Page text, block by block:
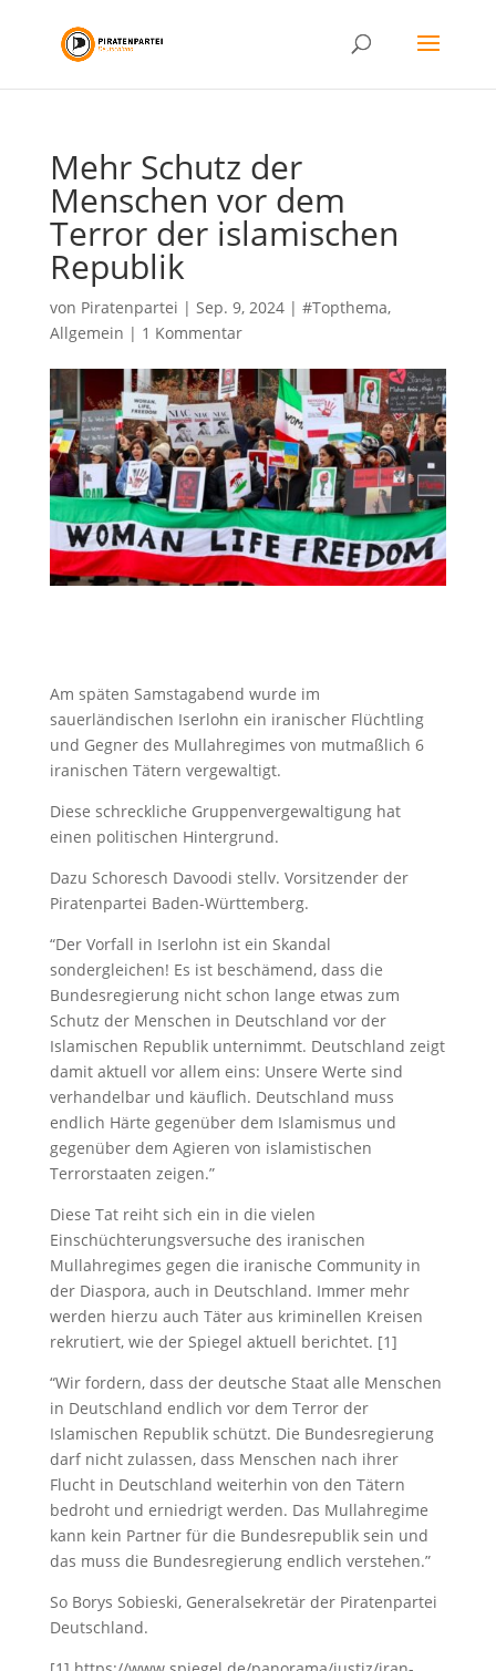
Mehr Schutz der
Menschen vor dem
Terror der islamischen
Republik
von Piratenpartei | Sep. 9, 2024| #Topthema,
Allgemein | 1 Kommentar
Am späten Samstagabend wurde im
sauerländischen Iserlohn ein iranischer Flüchtling
und Gegner des Mullahregimes von mutmaßlich 6
iranischen Tätern vergewaltigt.
Diese schreckliche Gruppenvergewaltigung hat
einen politischen Hintergrund.
Dazu Schoresch Davoodi stellv. Vorsitzender der
Piratenpartei Baden-Württemberg.
“Der Vorfall in Iserlohn ist ein Skandal
sondergleichen! Es ist beschämend, dass die
Bundesregierung nicht schon lange etwas zum
Schutz der Menschen in Deutschland vor der
Islamischen Republik unternimmt. Deutschland zeigt
damit aktuell vor allem eins: Unsere Werte sind
verhandelbar und käuflich. Deutschland muss
endlich Härte gegenüber dem Islamismus und
gegenüber dem Agieren von islamistischen
Terrorstaaten zeigen.”
Diese Tat reiht sich ein in die vielen
Einschüchterungsversuche des iranischen
Mullahregimes gegen die iranische Community in
der Diaspora, auch in Deutschland. Immer mehr
werden hierzu auch Täter aus kriminellen Kreisen
rekrutiert, wie der Spiegel aktuell berichtet. [1]
“Wir fordern, dass der deutsche Staat alle Menschen
in Deutschland endlich vor dem Terror der
Islamischen Republik schützt. Die Bundesregierung
darf nicht zulassen, dass Menschen nach ihrer
Flucht in Deutschland weiterhin von den Tätern
bedroht und erniedrigt werden. Das Mullahregime
kann kein Partner für die Bundesrepublik sein und
das muss die Bundesregierung endlich verstehen.”
So Borys Sobieski, Generalsekretär der Piratenpartei
Deutschland.